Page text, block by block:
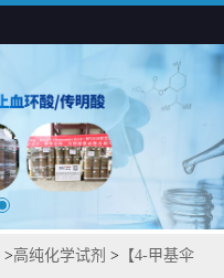
>高纯化学试剂 > 【4-甲基伞